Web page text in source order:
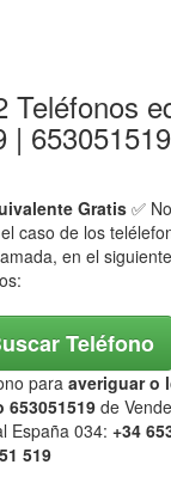
|
Gratis✅
caso de los
en el
Teléfono
para averiguar o
653051519 de
España 034: +34
519